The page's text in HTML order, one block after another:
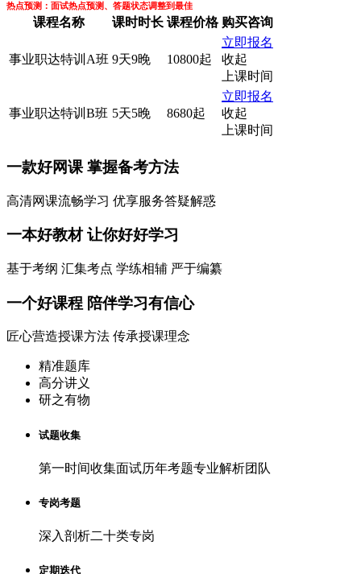
热点预测：面试热点预测、答题状态调整到最佳
课程名称 课时时长 课程价格 购买咨询
事业职达特训A班 9天9晚 10800起
立即报名
收起
上课时间
事业职达特训B班 5天5晚 8680起
立即报名
收起
上课时间
一款好网课 掌握备考方法
高清网课流畅学习 优享服务答疑解惑
一本好教材让你好好学习
基于考纲 汇集考点 学练相辅 严于编纂
一个好课程 陪伴学习有信心
匠心营造授课方法 传承授课理念
精准题库
高分讲义
研之有物
试题收集
第一时间收集面试历年考题专业解析团队
专岗考题
深入剖析二十类专岗
定期迭代